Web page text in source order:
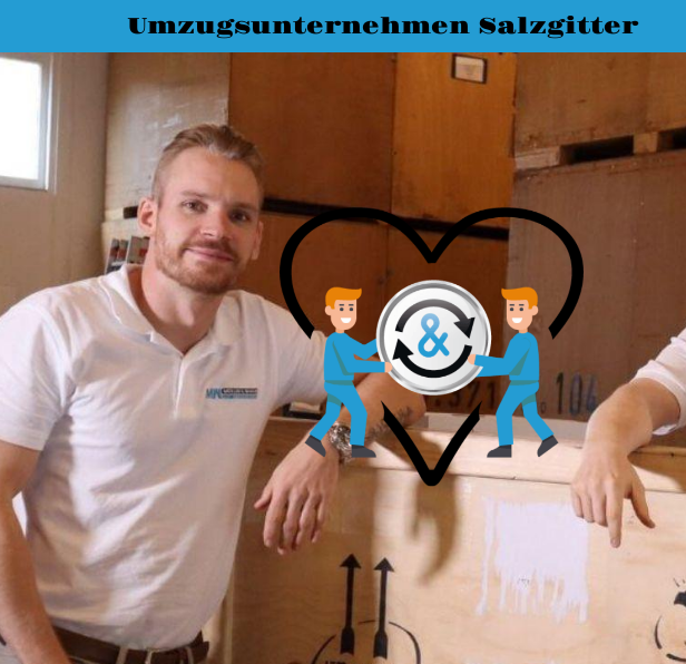
Umzugsunternehmen Salzgitter